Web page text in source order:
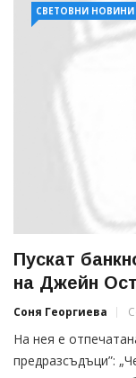
СВЕТОВНИ НОВИНИ
Пускат
на Джейн
Соня Георгиева
На нея е
предразсъдъци”: